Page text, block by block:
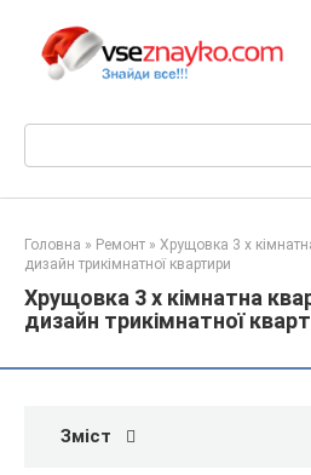
вмісту
Головна » Ремонт » Хрущовка 3 х
дизайн трикімнатної квартири
Хрущовка 3 х кімнатна
дизайн трикімнатної
Зміст